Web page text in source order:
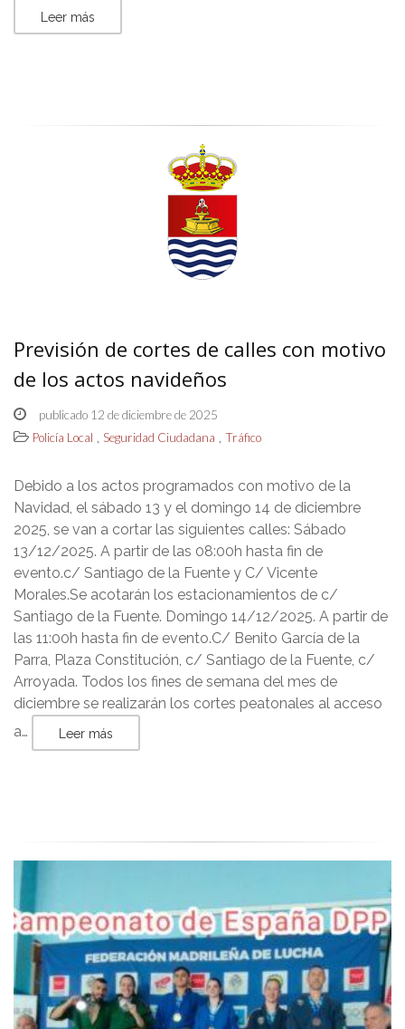
Leer más
Previsión de cortes de calles con motivo
de los actos navideños
publicado 12 de diciembre de 2025
Policía Local , Seguridad Ciudadana , Tráfico
Debido a los actos programados con motivo de la
Navidad, el sábado 13 y el domingo 14 de diciembre
2025, se van a cortar las siguientes calles: Sábado
13/12/2025. A partir de las 08:00h hasta fin de
evento.c/ Santiago de la Fuente y C/ Vicente
Morales.Se acotarán los estacionamientos de c/
Santiago de la Fuente. Domingo 14/12/2025. A partir de
las 11:00h hasta fin de evento.C/ Benito García de la
Parra, Plaza Constitución, c/ Santiago de la Fuente, c/
Arroyada. Todos los fines de semana del mes de
diciembre se realizarán los cortes peatonales al acceso
a…
Leer más